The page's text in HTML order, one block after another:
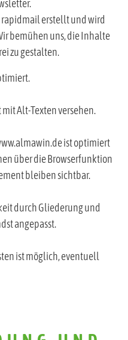
erstellt und wird
bemühen uns, die Inhalte
zu gestalten.
Alt-Texten versehen.
ist optimiert
über die Browserfunktion
bleiben sichtbar.
durch Gliederung und
angepasst.
ist möglich, eventuell